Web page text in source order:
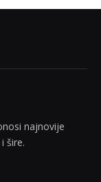
najnovije
šire.